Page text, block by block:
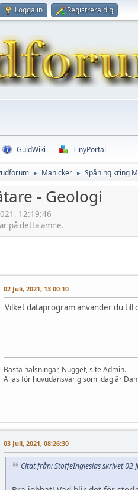
Logga in Registrera dig
GuldWiki TinyPortal
► Manicker ► Spåning kring
- Geologi
12:19:46
på detta ämne.
02 Juli, 2021, 13:00:10
Vilket dataprogram använder du till
Bästa hälsningar, Nugget, site Admin.
Alias för huvudansvarig som idag är
03 Juli, 2021, 08:26:30
Citat från: StoffeInglesias skrivet 02